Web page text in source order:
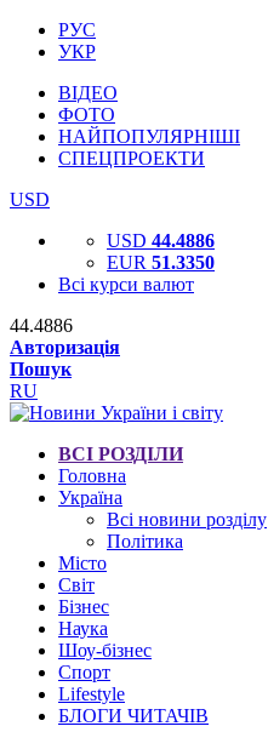
РУС
УКР
ВІДЕО
ФОТО
НАЙПОПУЛЯРНІШІ
СПЕЦПРОЕКТИ
USD
USD 44.4886
EUR 51.3350
Всі курси валют
44.4886
Авторизація
Пошук
RU
ВСІ РОЗДІЛИ
Головна
Україна
Всі новини розділу
Політика
Місто
Світ
Бізнес
Наука
Шоу-бізнес
Спорт
Lifestyle
БЛОГИ ЧИТАЧІВ